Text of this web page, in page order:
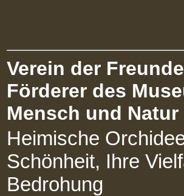
Verein der
Förderer des
Mensch und Natur
Heimische
Schönheit, Ihre
Bedrohung